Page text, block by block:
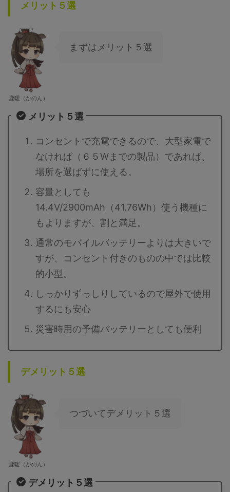
メリット５選
鹿暖（かのん）
まずはメリット５選
メリット５選
コンセントで充電できるので、大型家電で
なければ（６５Wまでの製品）であれば、
場所を選ばずに使える。
容量としても
14.4V/2900mAh（41.76Wh）使う機種に
もよりますが、割と満足。
通常のモバイルバッテリーよりは大きいで
すが、コンセント付きのものの中では比較
的小型。
しっかりずっしりしているので屋外で使用
するにも安心
災害時用の予備バッテリーとしても便利
デメリット５選
鹿暖（かのん）
つづいてデメリット５選
デメリット５選